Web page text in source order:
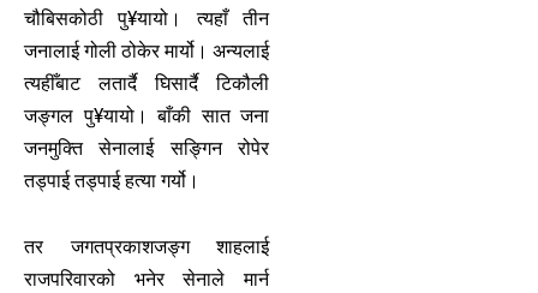
चौबिसकोठी पु¥यायो। त्यहाँ तीन
जनालाई गोली ठोकेर मार्यो। अन्यलाई
त्यहीँबाट लतार्दै घिसार्दै टिकौली
जङ्गल पु¥यायो। बाँकी सात जना
जनमुक्ति सेनालाई सङ्गिन रोपेर
तड्पाई तड्पाई हत्या गर्यो।
तर जगतप्रकाशजङ्ग शाहलाई
राजपरिवारको भनेर सेनाले मार्न